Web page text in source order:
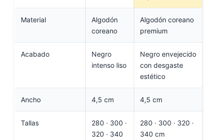
Material
Algodón
coreano
Algodón coreano
premium
Acabado
Negro
intenso liso
Negro envejecido
con desgaste
estético
Ancho 4,5 cm 4,5 cm
Tallas
280 · 300 ·
320 · 340
280 · 300 · 320 ·
340 cm